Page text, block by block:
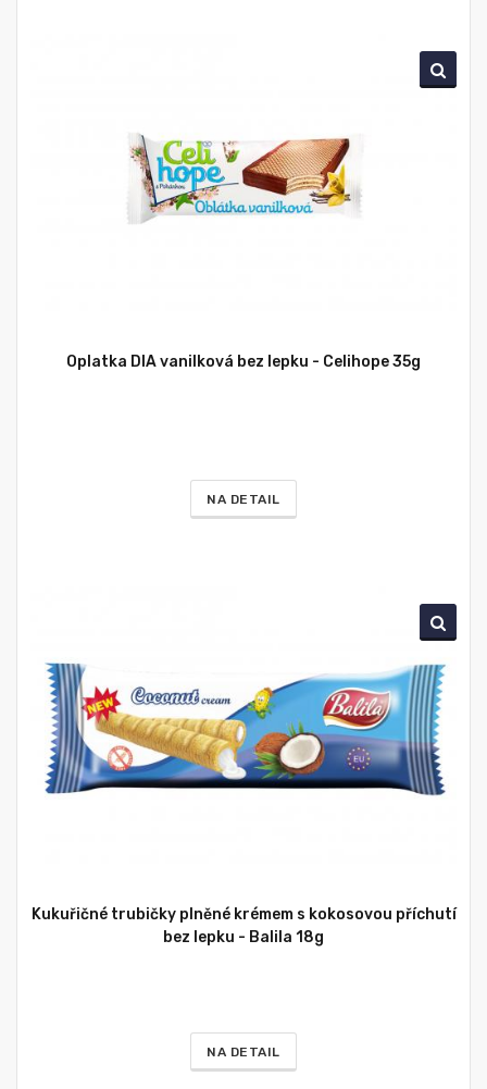
Oplatka DIA vanilková bez lepku - Celihope 35g
NA DETAIL
Kukuřičné trubičky plněné krémem s kokosovou příchutí
bez lepku - Balila 18g
NA DETAIL